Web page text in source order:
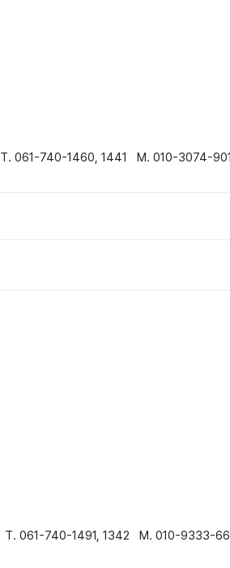
T. 061-740-1460, 1441 M. 010-3074-
T. 061-740-1491, 1342 M. 010-9333-